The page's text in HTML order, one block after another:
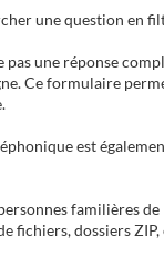
une question en
pas une réponse
Ce formulaire
est
familières
fichiers, dossiers